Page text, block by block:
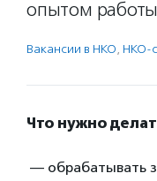
опытом
Вакансии в НКО, НКО-
Что нужно
— обрабатывать